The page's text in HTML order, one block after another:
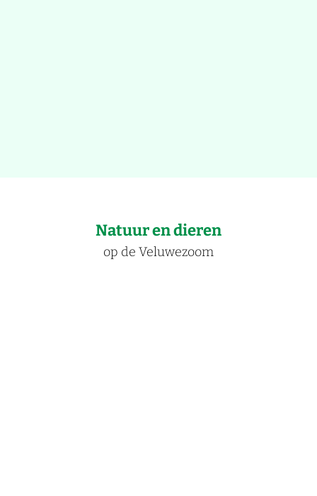
Natuur en dieren
op de Veluwezoom